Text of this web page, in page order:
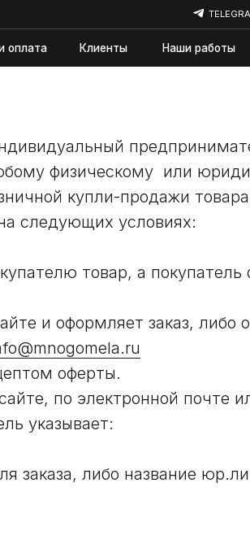
Отзывы
Клиенты Наши работы
физическому или
купли-продажи
следующих условиях:
товар, а покупатель
и оформляет заказ, либо
оферты.
по электронной почте
указывает:
заказа, либо название